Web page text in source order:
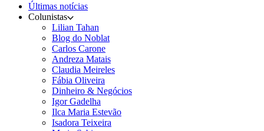
Últimas notícias
Colunistas
Lilian Tahan
Blog do Noblat
Carlos Carone
Andreza Matais
Claudia Meireles
Fábia Oliveira
Dinheiro & Negócios
Igor Gadelha
Ilca Maria Estevão
Isadora Teixeira